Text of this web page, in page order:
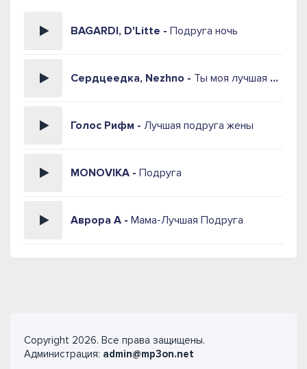
BAGARDI, D'Litte - Подруга ночь
Сердцеедка, Nezhno - Ты моя лучшая подруга
Голос Рифм - Лучшая подруга жены
MONOVIKA - Подруга
Аврора А - Мама-Лучшая Подруга
Copyright 2026. Все права защищены.
Администрация: admin@mp3on.net